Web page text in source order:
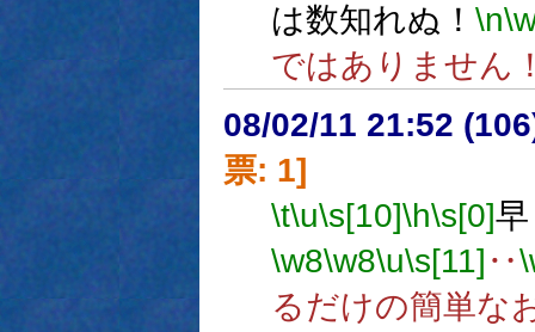
は数知れぬ！ \n
ではありません
08/02/11 21:52
票: 1]
\t\u\s[10]\h\s[0]
\w8\w8\u\s[11] ‥
るだけの簡単な